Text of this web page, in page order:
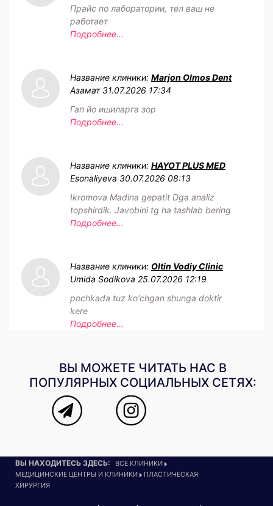
Прайс по лаборатории, тел ваш не
работает
Подробнее...
Название клиники: Marjon Olmos Dent
Азамат 31.07.2026 17:34
Гап йо ишиларга зор
Подробнее...
Название клиники: HAYOT PLUS MED
Esonaliyeva 30.07.2026 08:13
Ikromova Madina gepatit Dga analiz
topshirdik. Javobini tg ha tashlab bering
Подробнее...
Название клиники: Oltin Vodiy Clinic
Umida Sodikova 25.07.2026 12:19
pochkada tuz ko'chgan shunga doktir
kere
Подробнее...
ВЫ МОЖЕТЕ ЧИТАТЬ НАС В
ПОПУЛЯРНЫХ СОЦИАЛЬНЫХ СЕТЯХ:
ВЫ НАХОДИТЕСЬ ЗДЕСЬ:
ВСЕ КЛИНИКИ
МЕДИЦИНСКИЕ ЦЕНТРЫ И КЛИНИКИ
ПЛАСТИЧЕСКАЯ
ХИРУРГИЯ